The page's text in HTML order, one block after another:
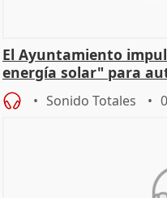
El Ayuntamiento
energía solar" para
Sonido Totales